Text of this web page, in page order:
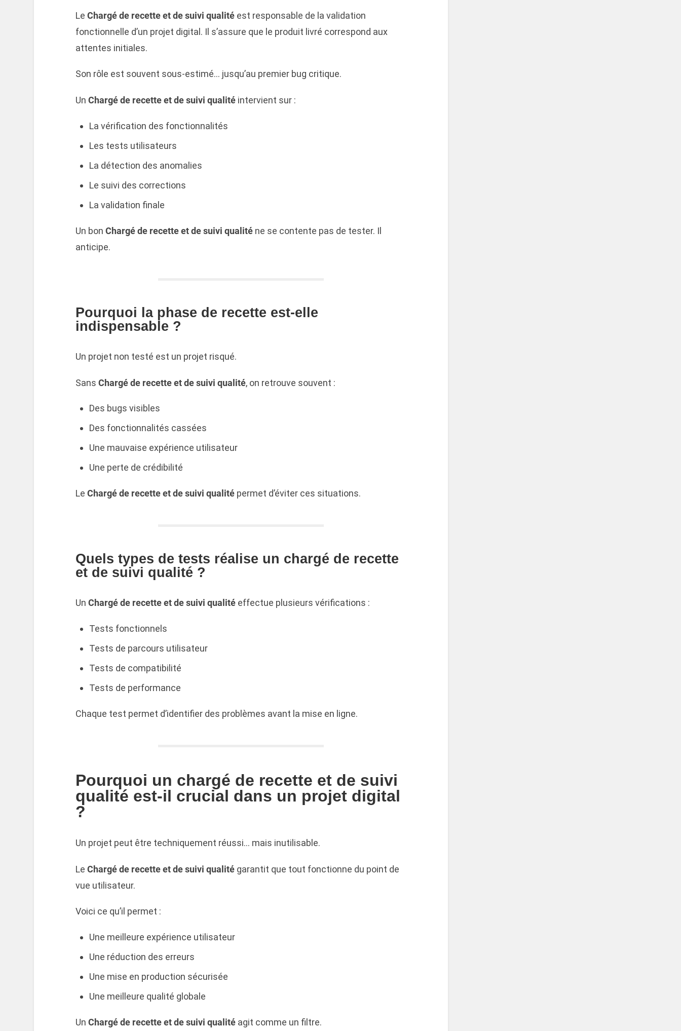
Le Chargé de recette et de suivi qualitéest responsable de la validation
fonctionnelle d’un projet digital. Il s’assure que le produit livré correspond aux
attentes initiales.
Son rôle est souvent sous-estimé… jusqu’au premier bug critique.
Un Chargé de recette et de suivi qualitéintervient sur :
La vérification des fonctionnalités
Les tests utilisateurs
La détection des anomalies
Le suivi des corrections
La validation finale
Un bon Chargé de recette et de suivi qualiténe se contente pas de tester. Il
anticipe.
Pourquoi la phase de recette est-elle
indispensable ?
Un projet non testé est un projet risqué.
Sans Chargé de recette et de suivi qualité, on retrouve souvent :
Des bugs visibles
Des fonctionnalités cassées
Une mauvaise expérience utilisateur
Une perte de crédibilité
Le Chargé de recette et de suivi qualitépermet d’éviter ces situations.
Quels types de tests réalise un chargé de recette
et de suivi qualité ?
Un Chargé de recette et de suivi qualitéeffectue plusieurs vérifications :
Tests fonctionnels
Tests de parcours utilisateur
Tests de compatibilité
Tests de performance
Chaque test permet d’identifier des problèmes avant la mise en ligne.
Pourquoi un chargé de recette et de suivi
qualité est-il crucial dans un projet digital
?
Un projet peut être techniquement réussi… mais inutilisable.
Le Chargé de recette et de suivi qualitégarantit que tout fonctionne du point de
vue utilisateur.
Voici ce qu’il permet :
Une meilleure expérience utilisateur
Une réduction des erreurs
Une mise en production sécurisée
Une meilleure qualité globale
Un Chargé de recette et de suivi qualitéagit comme un filtre.